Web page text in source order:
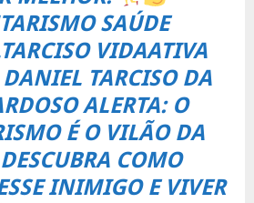
SAÚDE
VIDAATIVA
DANIEL TARCISO DA
ALERTA: O
É O VILÃO DA
COMO
INIMIGO E VIVER